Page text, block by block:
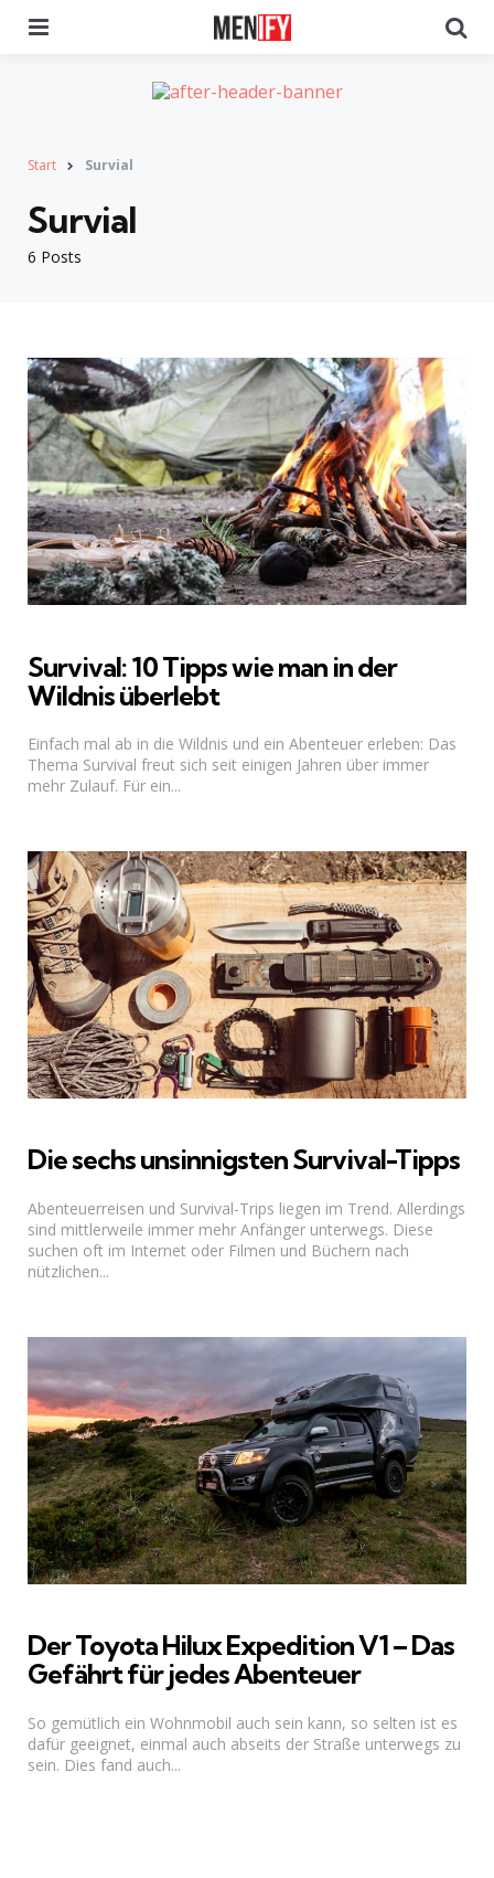
Start Survial
6 Posts
Survial
Survival: 10 Tipps wie man in der
Wildnis überlebt
Einfach mal ab in die Wildnis und ein Abenteuer erleben: Das
Thema Survival freut sich seit einigen Jahren über immer
mehr Zulauf. Für ein...
Die sechs unsinnigsten Survival-Tipps
Abenteuerreisen und Survival-Trips liegen im Trend. Allerdings
sind mittlerweile immer mehr Anfänger unterwegs. Diese
suchen oft im Internet oder Filmen und Büchern nach
nützlichen...
Der Toyota Hilux Expedition V1 – Das
Gefährt für jedes Abenteuer
So gemütlich ein Wohnmobil auch sein kann, so selten ist es
dafür geeignet, einmal auch abseits der Straße unterwegs zu
sein. Dies fand auch...